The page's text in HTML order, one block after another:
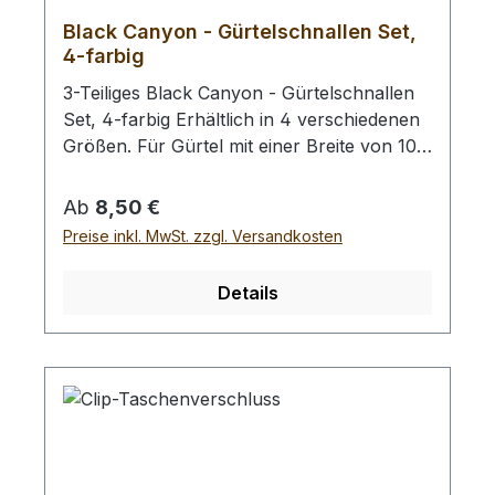
Black Canyon - Gürtelschnallen Set,
4-farbig
3-Teiliges Black Canyon - Gürtelschnallen
Set, 4-farbig Erhältlich in 4 verschiedenen
Größen. Für Gürtel mit einer Breite von 10
Riemenende liegt jeweils eine kleine
Schraube zur Befestigung bei. Set 10 mm
(passend Für Riemen mit 10 mm
mm, Breite: 20 mm Abmessungen
Schlaufe:Länge: 7 mm, Breite: 14 mm
Breite: 10 mm Set 20 mm (passend Für
Riemen mit 20 mm Breite)Abmessungen
Regulärer Preis:
Ab 8,50 €
Preise inkl. MwSt. zzgl. Versandkosten
Details